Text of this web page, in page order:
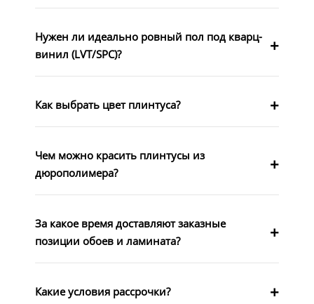
Нужен ли идеально ровный пол под кварц-
винил (LVT/SPC)?
Как выбрать цвет плинтуса?
Чем можно красить плинтусы из
дюрополимера?
За какое время доставляют заказные
позиции обоев и ламината?
Какие условия рассрочки?